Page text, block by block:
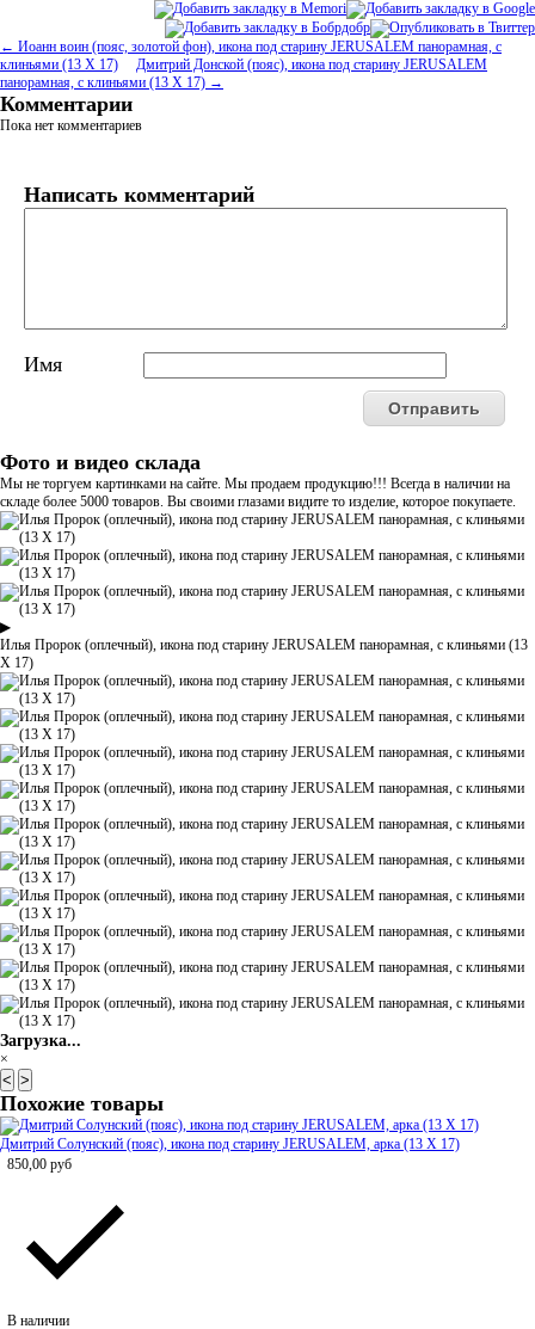
← Иоанн воин (пояс, золотой фон), икона под старину JERUSALEM панорамная, с
клиньями (13 Х 17)
Дмитрий Донской (пояс), икона под старину JERUSALEM
панорамная, с клиньями (13 Х 17) →
Комментарии
Пока нет комментариев
Написать комментарий
Имя
Фото и видео склада
Мы не торгуем картинками на сайте. Мы продаем продукцию!!! Всегда в наличии на
складе более 5000 товаров. Вы своими глазами видите то изделие, которое покупаете.
▶
Илья Пророк (оплечный), икона под старину JERUSALEM панорамная, с клиньями (13
Х 17)
Загрузка...
×
< >
Похожие товары
Дмитрий Солунский (пояс), икона под старину JERUSALEM, арка (13 Х 17)
850,00 руб
В наличии